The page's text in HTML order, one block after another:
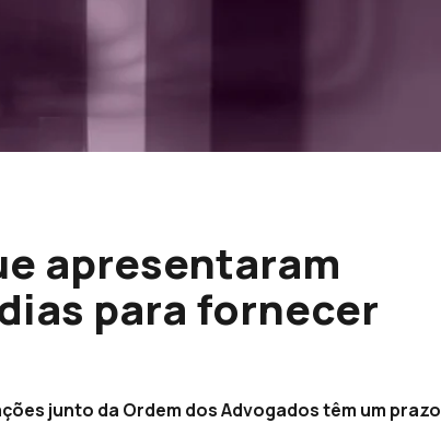
apresentaram
para fornecer
junto da Ordem dos Advogados têm um prazo